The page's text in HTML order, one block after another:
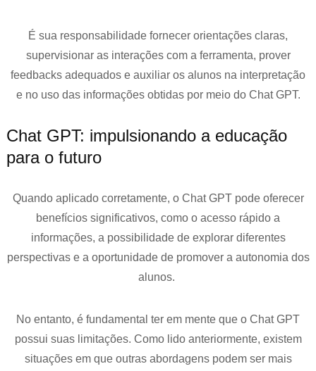
É sua responsabilidade fornecer orientações claras,
supervisionar as interações com a ferramenta, prover
feedbacks adequados e auxiliar os alunos na interpretação
e no uso das informações obtidas por meio do Chat GPT.
Chat GPT: impulsionando a educação
para o futuro
Quando aplicado corretamente, o Chat GPT pode oferecer
benefícios significativos, como o acesso rápido a
informações, a possibilidade de explorar diferentes
perspectivas e a oportunidade de promover a autonomia dos
alunos.
No entanto, é fundamental ter em mente que o Chat GPT
possui suas limitações. Como lido anteriormente, existem
situações em que outras abordagens podem ser mais